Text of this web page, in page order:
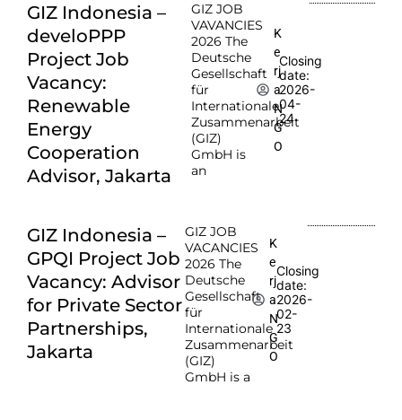
GIZ Indonesia –
develoPPP
Project Job
Vacancy:
Renewable
Energy
Cooperation
Advisor, Jakarta
GIZ JOB
VAVANCIES
2026 The
Deutsche
Gesellschaft
für
Internationale
Zusammenarbeit
(GIZ)
GmbH is
an
K
e
rj
a
N
G
O
Closing
date:
2026-
04-
24
GIZ Indonesia –
GPQI Project Job
Vacancy: Advisor
for Private Sector
Partnerships,
Jakarta
GIZ JOB
VACANCIES
2026 The
Deutsche
Gesellschaft
für
Internationale
Zusammenarbeit
(GIZ)
GmbH is a
K
e
rj
a
N
G
O
Closing
date:
2026-
02-
23